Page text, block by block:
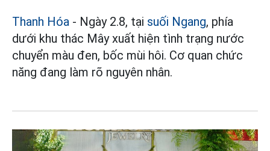
Thanh Hóa - Ngày 2.8, tại suối Ngang, phía
dưới khu thác Mây xuất hiện tình trạng nước
chuyển màu đen, bốc mùi hôi. Cơ quan chức
năng đang làm rõ nguyên nhân.